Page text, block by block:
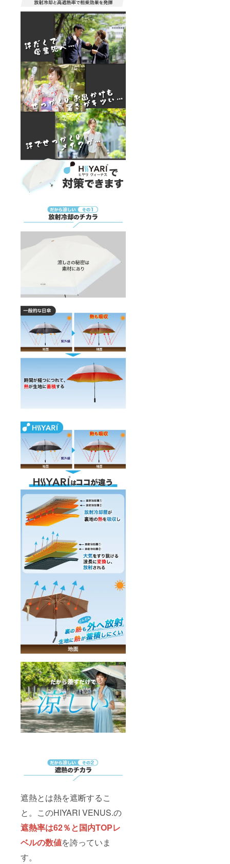
遮熱とは熱を遮断するこ
と。このHIYARI VENUS.の
遮熱率は62％と国内TOPレ
ベルの数値を誇っていま
す。